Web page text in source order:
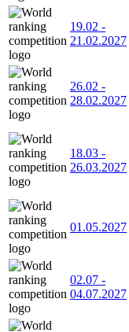
19.02 -
21.02.2027
26.02 -
28.02.2027
18.03 -
26.03.2027
01.05.2027
02.07 -
04.07.2027